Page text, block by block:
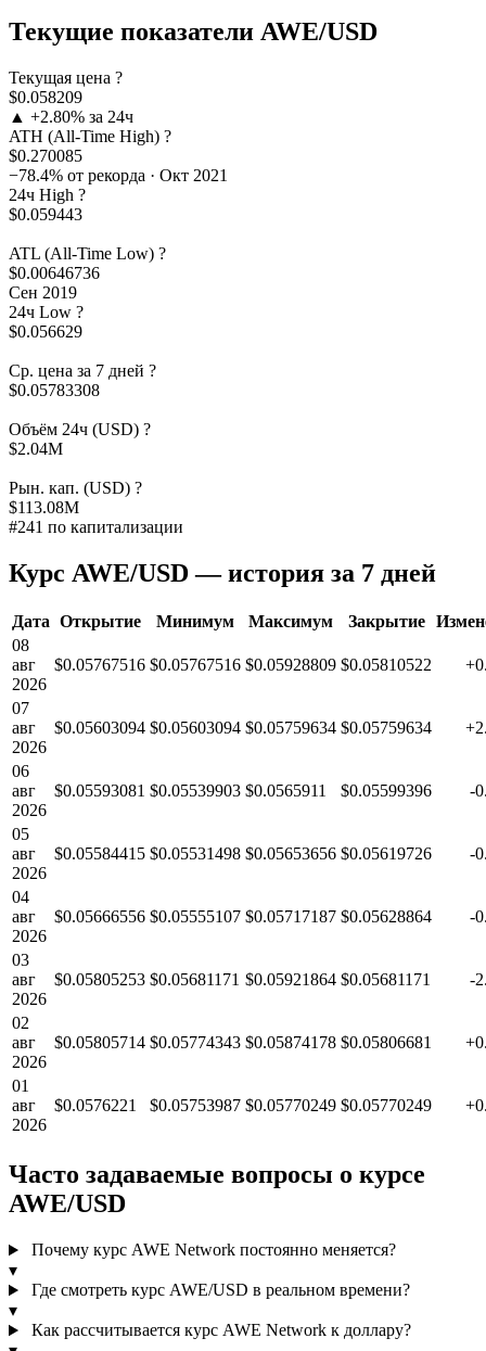
Текущие показатели AWE/USD
Текущая цена ?
$0.058209
▲ +2.80% за 24ч
ATH (All-Time High) ?
$0.270085
−78.4% от рекорда · Окт 2021
24ч High ?
$0.059443
ATL (All-Time Low) ?
$0.00646736
Сен 2019
24ч Low ?
$0.056629
Ср. цена за 7 дней ?
$0.05783308
Объём 24ч (USD) ?
$2.04M
Рын. кап. (USD) ?
$113.08M
#241 по капитализации
Курс AWE/USD — история за 7 дней
Дата Открытие Минимум Максимум Закрытие
08
авг
2026
$0.05767516 $0.05767516 $0.05928809 $0.05810522
07
авг
2026
$0.05603094 $0.05603094 $0.05759634 $0.05759634
06
авг
2026
$0.05593081 $0.05539903 $0.0565911 $0.05599396 -
05
авг
2026
$0.05584415 $0.05531498 $0.05653656 $0.05619726 -
04
авг
2026
$0.05666556 $0.05555107 $0.05717187 $0.05628864 -
03
авг
2026
$0.05805253 $0.05681171 $0.05921864 $0.05681171 -
02
авг
2026
$0.05805714 $0.05774343 $0.05874178 $0.05806681
01
авг
2026
$0.0576221 $0.05753987 $0.05770249 $0.05770249
Часто задаваемые вопросы о курсе
AWE/USD
Почему курс AWE Network постоянно меняется?
▾
Где смотреть курс AWE/USD в реальном времени?
▾
Как рассчитывается курс AWE Network к доллару?